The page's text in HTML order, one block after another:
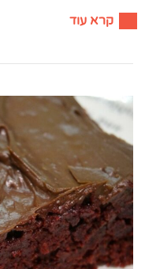
קרא עוד